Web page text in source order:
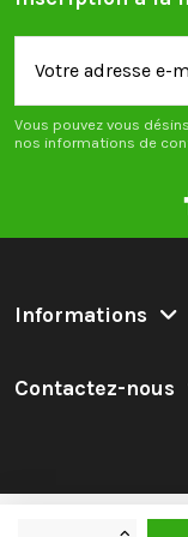
Vous pouvez vous
nos informations de
Informations
Contactez-nous